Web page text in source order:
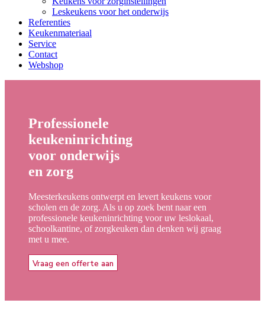
Leskeukens voor het onderwijs
Referenties
Keukenmateriaal
Service
Contact
Webshop
Professionele
keukeninrichting
voor onderwijs
en zorg
Meesterkeukens ontwerpt en levert keukens voor
scholen en de zorg. Als u op zoek bent naar een
professionele keukeninrichting voor uw leslokaal,
schoolkantine, of zorgkeuken dan denken wij graag
met u mee.
Vraag een offerte aan